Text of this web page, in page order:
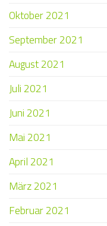
Oktober 2021
September 2021
August 2021
Juli 2021
Juni 2021
Mai 2021
April 2021
März 2021
Februar 2021